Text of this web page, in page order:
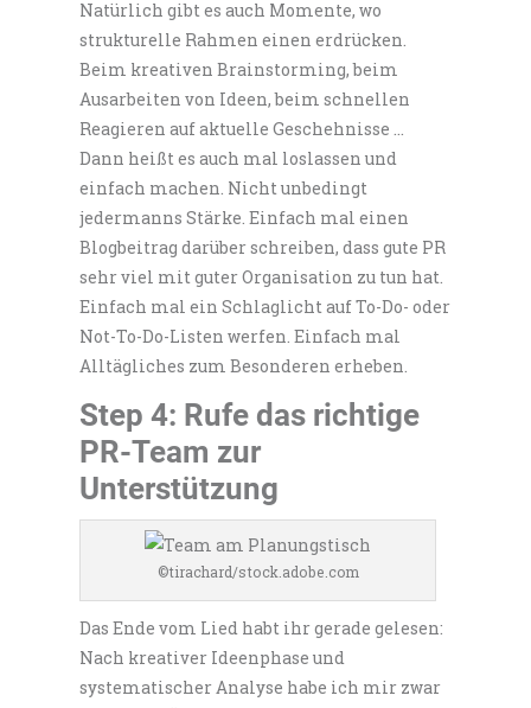
Natürlich gibt es auch Momente, wo
strukturelle Rahmen einen erdrücken.
Beim kreativen Brainstorming, beim
Ausarbeiten von Ideen, beim schnellen
Reagieren auf aktuelle Geschehnisse …
Dann heißt es auch mal loslassen und
einfach machen. Nicht unbedingt
jedermanns Stärke. Einfach mal einen
Blogbeitrag darüber schreiben, dass gute PR
sehr viel mit guter Organisation zu tun hat.
Einfach mal ein Schlaglicht auf To-Do- oder
Not-To-Do-Listen werfen. Einfach mal
Alltägliches zum Besonderen erheben.
Step 4: Rufe das richtige
PR-Team zur
Unterstützung
©tirachard/stock.adobe.com
Das Ende vom Lied habt ihr gerade gelesen:
Nach kreativer Ideenphase und
systematischer Analyse habe ich mir zwar